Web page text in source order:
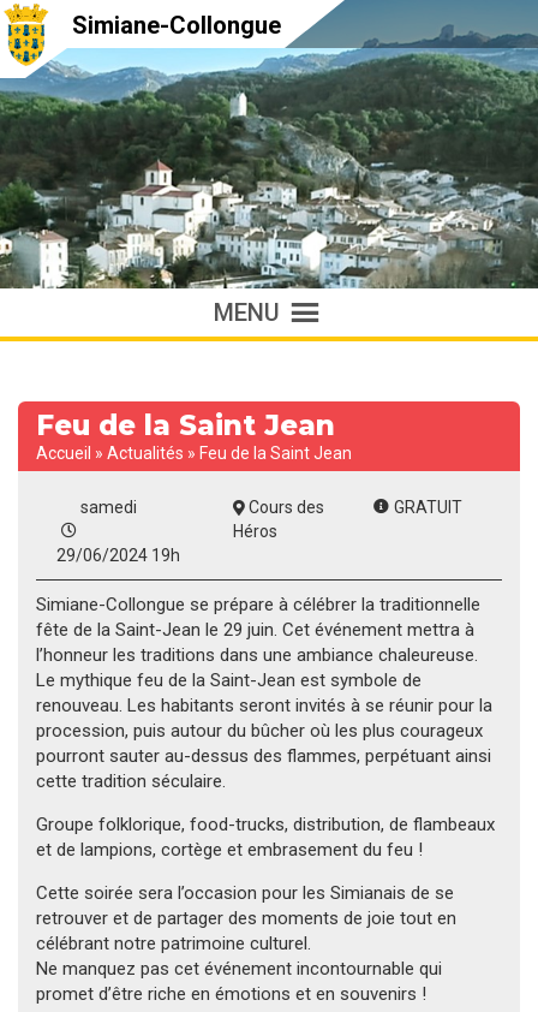
Simiane-Collongue
MENU
Feu de la Saint Jean
Accueil » Actualités » Feu de la Saint Jean
samedi
29/06/2024 19h
Cours des
Héros
GRATUIT
Simiane-Collongue se prépare à célébrer la traditionnelle
fête de la Saint-Jean le 29 juin. Cet événement mettra à
l’honneur les traditions dans une ambiance chaleureuse.
Le mythique feu de la Saint-Jean est symbole de
renouveau. Les habitants seront invités à se réunir pour la
procession, puis autour du bûcher où les plus courageux
pourront sauter au-dessus des flammes, perpétuant ainsi
cette tradition séculaire.
Groupe folklorique, food-trucks, distribution, de flambeaux
et de lampions, cortège et embrasement du feu !
Cette soirée sera l’occasion pour les Simianais de se
retrouver et de partager des moments de joie tout en
célébrant notre patrimoine culturel.
Ne manquez pas cet événement incontournable qui
promet d’être riche en émotions et en souvenirs !